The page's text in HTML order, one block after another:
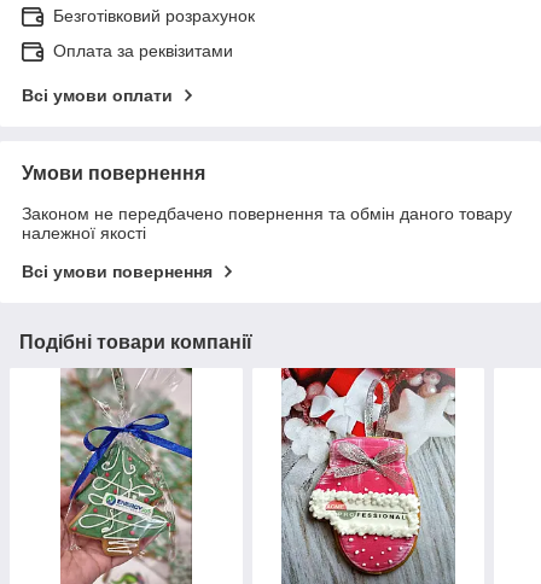
Безготівковий розрахунок
Оплата за реквізитами
Всі умови оплати
Умови повернення
Законом не передбачено повернення та обмін даного товару
належної якості
Всі умови повернення
Подібні товари компанії